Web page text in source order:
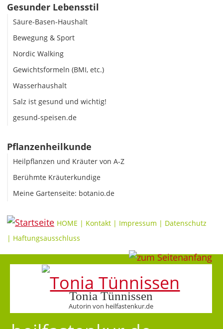
Gesunder Lebensstil
Säure-Basen-Haushalt
Bewegung & Sport
Nordic Walking
Gewichtsformeln (BMI, etc.)
Wasserhaushalt
Salz ist gesund und wichtig!
gesund-speisen.de
Pflanzenheilkunde
Heilpflanzen und Kräuter von A-Z
Berühmte Kräuterkundige
Meine Gartenseite: botanio.de
HOME | Kontakt | Impressum | Datenschutz
| Haftungsausschluss
Tonia Tünnissen
Autorin von heilfastenkur.de